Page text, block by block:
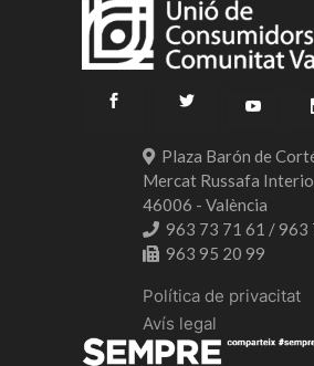
Plaza Barón de
Mercat Russafa
46006 - València
963 73 71 61 / 963
963 95 20 99
Política de privacitat
Avís legal